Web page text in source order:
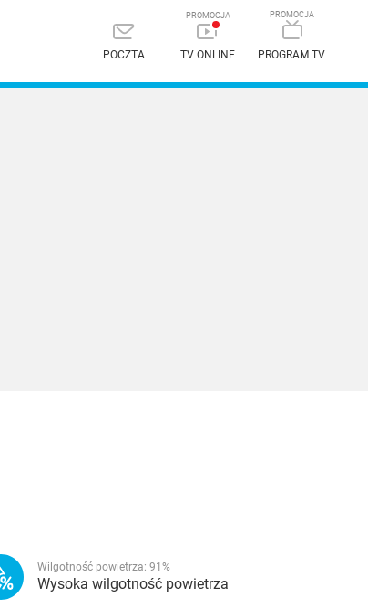
POCZTA TV ONLINE PROGRAM TV
Wilgotność powietrza: 91 %
Wysoka wilgotność powietrza